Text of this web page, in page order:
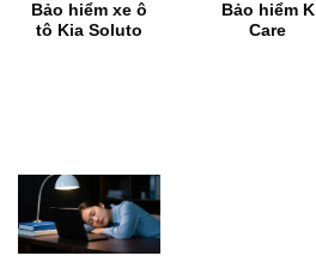
Bảo hiểm xe ô
tô Kia Soluto
Bảo hiểm K
Care